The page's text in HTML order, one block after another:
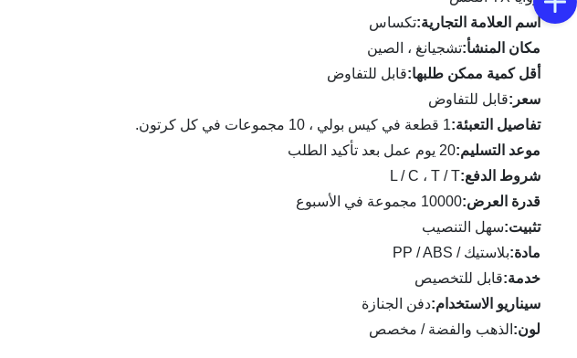
اسم العلامة التجارية:تكساس
مكان المنشأ:تشجيانغ ، الصين
أقل كمية ممكن طلبها:قابل للتفاوض
سعر:قابل للتفاوض
تفاصيل التعبئة:1 قطعة في كيس بولي ، 10 مجموعات في كل كرتون.
موعد التسليم:20 يوم عمل بعد تأكيد الطلب
شروط الدفع:L / C ، T / T
قدرة العرض:10000 مجموعة في الأسبوع
تثبيت:سهل التنصيب
مادة:بلاستيك / PP / ABS
خدمة:قابل للتخصيص
سيناريو الاستخدام:دفن الجنازة
لون: الذهب والفضة / مخصص